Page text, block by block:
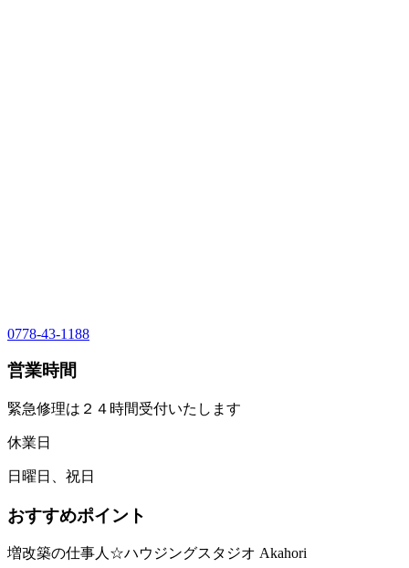
0778-43-1188
営業時間
緊急修理は２４時間受付いたします
休業日
日曜日、祝日
おすすめポイント
増改築の仕事人☆ハウジングスタジオ Akahori